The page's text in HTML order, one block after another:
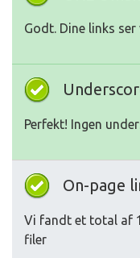
Godt. Dine links ser
Perfekt! Ingen
On-page
Vi fandt et total af
filer